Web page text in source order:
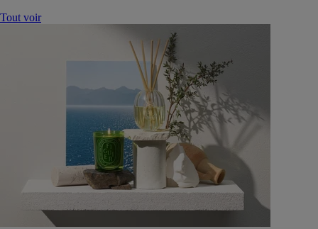
Tout voir